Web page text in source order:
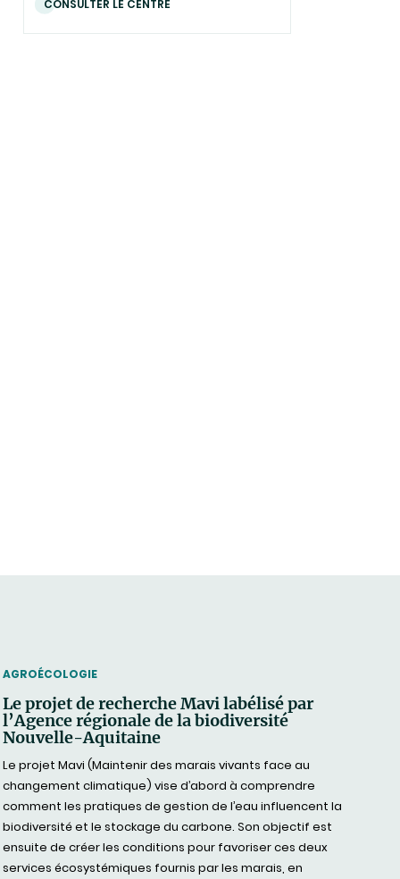
CONSULTER LE CENTRE
THEMATIC
AGROÉCOLOGIE
Le projet de recherche Mavi labélisé par
l’Agence régionale de la biodiversité
Nouvelle-Aquitaine
Le projet Mavi (Maintenir des marais vivants face au
changement climatique) vise d’abord à comprendre
comment les pratiques de gestion de l’eau influencent la
biodiversité et le stockage du carbone. Son objectif est
ensuite de créer les conditions pour favoriser ces deux
services écosystémiques fournis par les marais, en